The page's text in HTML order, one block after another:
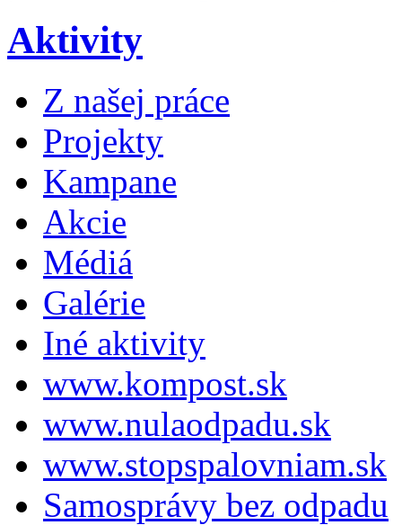
Aktivity
Z našej práce
Projekty
Kampane
Akcie
Médiá
Galérie
Iné aktivity
www.kompost.sk
www.nulaodpadu.sk
www.stopspalovniam.sk
Samosprávy bez odpadu